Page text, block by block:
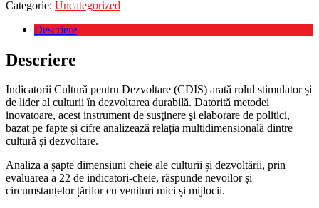
Categorie: Uncategorized
Descriere
Descriere
Indicatorii Cultură pentru Dezvoltare (CDIS) arată rolul stimulator și
de lider al culturii în dezvoltarea durabilă. Datorită metodei
inovatoare, acest instrument de susţinere şi elaborare de politici,
bazat pe fapte și cifre analizează relația multidimensională dintre
cultură și dezvoltare.
Analiza a șapte dimensiuni cheie ale culturii și dezvoltării, prin
evaluarea a 22 de indicatori-cheie, răspunde nevoilor și
circumstanțelor țărilor cu venituri mici și mijlocii.